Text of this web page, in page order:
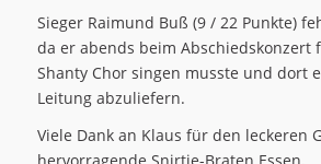
Sieger Raimund Buß (9 / 22 Punkte)
da er abends beim Abschiedskonzert
Shanty Chor singen musste und dort
Leitung abzuliefern.
Viele Dank an Klaus für den leckeren